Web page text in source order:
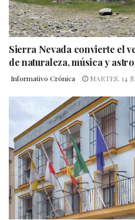
Sierra Nevada convierte el
de naturaleza, música y
Informativo Crónica MARTES, 14